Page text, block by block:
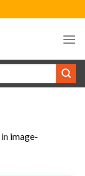
in image-